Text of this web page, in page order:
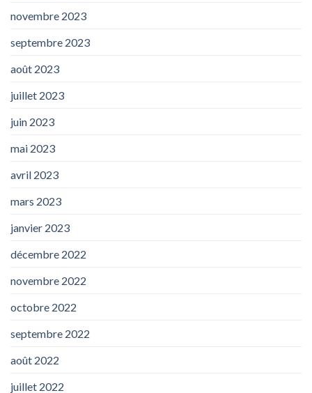
novembre 2023
septembre 2023
août 2023
juillet 2023
juin 2023
mai 2023
avril 2023
mars 2023
janvier 2023
décembre 2022
novembre 2022
octobre 2022
septembre 2022
août 2022
juillet 2022